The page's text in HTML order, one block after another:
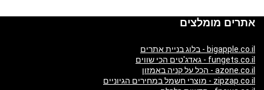
אתרים מומלצים
bigapple.co.il - בלוג בניית אתרים
fungets.co.il - גאדג'טים הכי שווים
azone.co.il - הכל על קניה באמזון
zipzap.co.il - מוצרי חשמל במחירים הגיוניים